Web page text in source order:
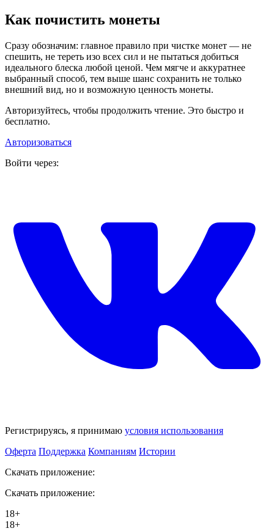
Как почистить монеты
Сразу обозначим: главное правило при чистке монет — не
спешить, не тереть изо всех сил и не пытаться добиться
идеального блеска любой ценой. Чем мягче и аккуратнее
выбранный способ, тем выше шанс сохранить не только
внешний вид, но и возможную ценность монеты.
Авторизуйтесь, чтобы продолжить чтение. Это быстро и
бесплатно.
Авторизоваться
Войти через:
Регистрируясь, я принимаю условия использования
Оферта Поддержка Компаниям Истории
Скачать приложение:
Скачать приложение:
18+
18+